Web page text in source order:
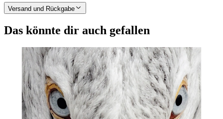
Versand und Rückgabe
Das könnte dir auch gefallen